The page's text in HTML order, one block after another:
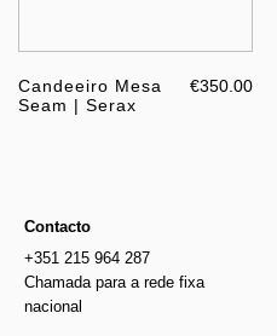
Candeeiro Mesa
Seam | Serax
€350.00
Contacto
+351 215 964 287
Chamada para a rede fixa
nacional